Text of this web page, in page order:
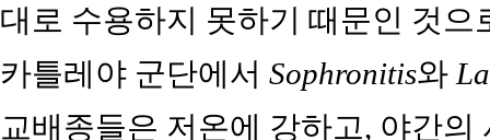
대로 수용하지 못하기 때문인 것으
카틀레야 군단에서 Sophronitis와
교배종들은 저온에 강하고, 야간